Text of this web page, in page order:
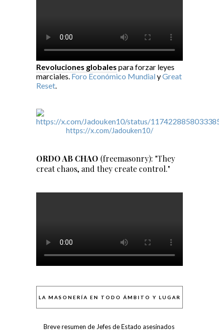
Revoluciones globales para forzar leyes
marciales. Foro Económico MundialyGreat
Reset.
https://x.com/Jadouken10/
ORDO AB CHAO (freemasonry): "They
creat chaos, and they create control."
LA MASONERÍA EN TODO ÁMBITO Y LUGAR
Breve resumen de Jefes de Estado asesinados